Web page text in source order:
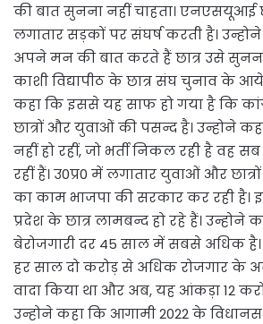
की बात सुनना नहीं चाहता। एनएसयूआई
लगातार सड़कों पर संघर्ष करती है।
अपने मन की बात करते हैं छात्र उसे
काशी विद्यापीठ के छात्र संघ चुनाव के
कहा कि इससे यह साफ हो गया है कि
छात्रों और युवाओं की पसन्द है। उन्होने
नहीं हो रहीं, जो भर्ती निकल रही है वह
रहीं हैं। उ0प्र0 में लगातार युवाओं और
का काम भाजपा की सरकार कर रही है।
प्रदेश के छात्र लामबन्द हो रहे हैं।
बेरोजगारी दर 45 साल में सबसे अधिक है।
हर साल दो करोड़ से अधिक रोजगार के
वादा किया था और अब, यह आंकड़ा 12
उन्होने कहा कि आगामी 2022 के